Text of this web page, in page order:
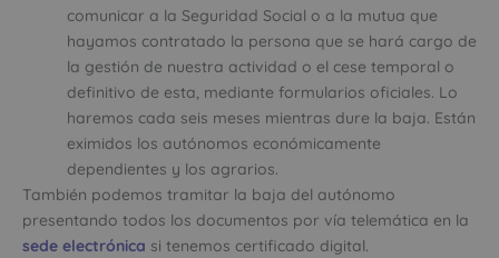
comunicar a la Seguridad Social o a la mutua que
hayamos contratado la persona que se hará cargo de
la gestión de nuestra actividad o el cese temporal o
definitivo de esta, mediante formularios oficiales. Lo
haremos cada seis meses mientras dure la baja. Están
eximidos los autónomos económicamente
dependientes y los agrarios.
También podemos tramitar la baja del autónomo
presentando todos los documentos por vía telemática en la
sede electrónica si tenemos certificado digital.